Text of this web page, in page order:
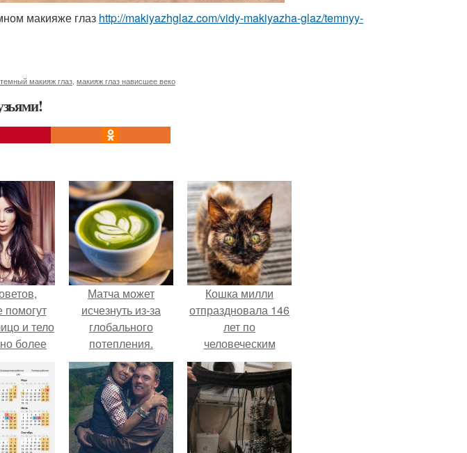
макияже глаз http://makiyazhglaz.com/vidy-makiyazha-glaz/temnyy-
темный макияж глаз макияж глаз нависшее веко
помогут
и тело
более
за счет
Матча может
исчезнуть из-за
глобального
потепления.
Кошка милли
отпраздновала 146
лет по
человеческим
Меркам и
претендует на
звание самой
старой в мире.